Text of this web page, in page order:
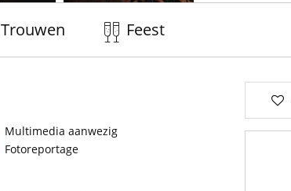
Trouwen Feest
Multimedia aanwezig
Fotoreportage